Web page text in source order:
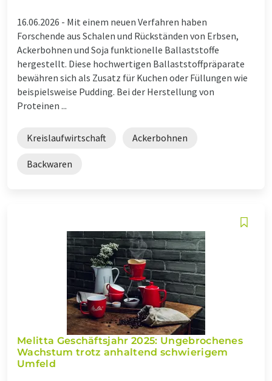
16.06.2026 - Mit einem neuen Verfahren haben
Forschende aus Schalen und Rückständen von Erbsen,
Ackerbohnen und Soja funktionelle Ballaststoffe
hergestellt. Diese hochwertigen Ballaststoffpräparate
bewähren sich als Zusatz für Kuchen oder Füllungen wie
beispielsweise Pudding. Bei der Herstellung von
Proteinen ...
Kreislaufwirtschaft Ackerbohnen
Backwaren
Melitta Geschäftsjahr 2025: Ungebrochenes
Wachstum trotz anhaltend schwierigem
Umfeld